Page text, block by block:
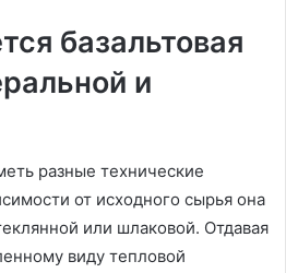
базальтовая
и
разные технические
от исходного сырья она
или шлаковой. Отдавая
виду тепловой